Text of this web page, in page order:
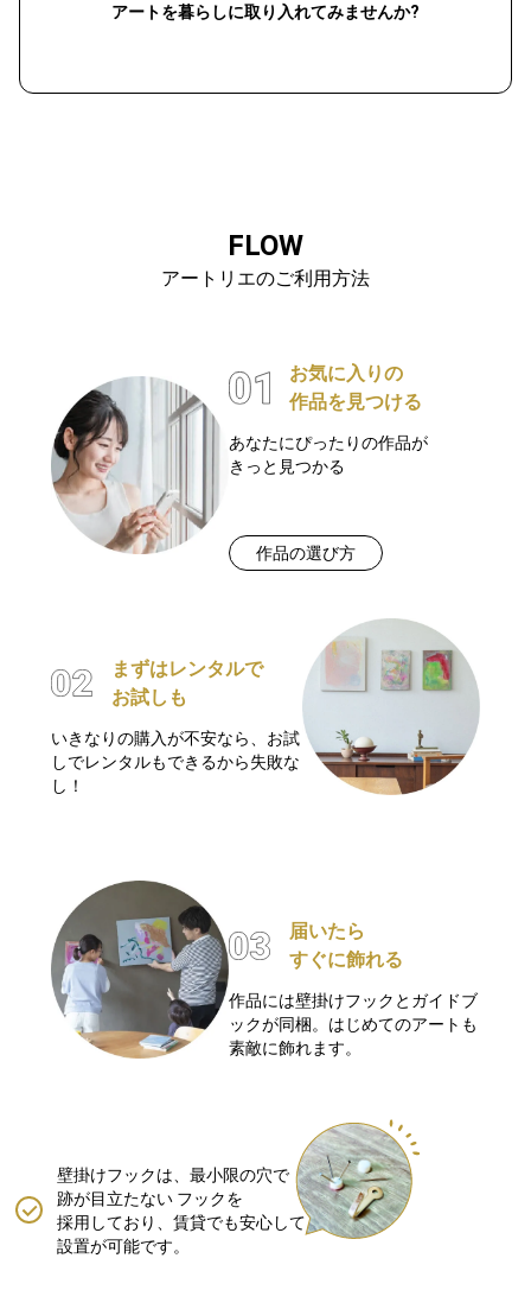
アートを暮らしに取り入れてみませんか?
FLOW
アートリエのご利用方法
お気に入りの
作品を見つける
あなたにぴったりの作品が
きっと見つかる
作品の選び方
まずはレンタルで
お試しも
いきなりの購入が不安なら、お試
しでレンタルもできるから失敗な
し！
届いたら
すぐに飾れる
作品には壁掛けフックとガイドブ
ックが同梱。はじめてのアートも
素敵に飾れます。
壁掛けフックは、最小限の穴で
跡が目立たない フックを
採用しており、賃貸でも安心して
設置が可能です。